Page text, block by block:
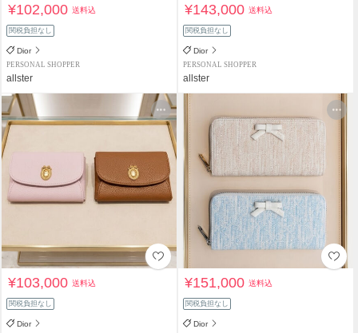
¥102,000送料込
関税負担なし
Dior
PERSONAL SHOPPER
allster
¥143,000送料込
関税負担なし
Dior
PERSONAL SHOPPER
allster
¥103,000送料込
関税負担なし
Dior
¥151,000送料込
関税負担なし
Dior